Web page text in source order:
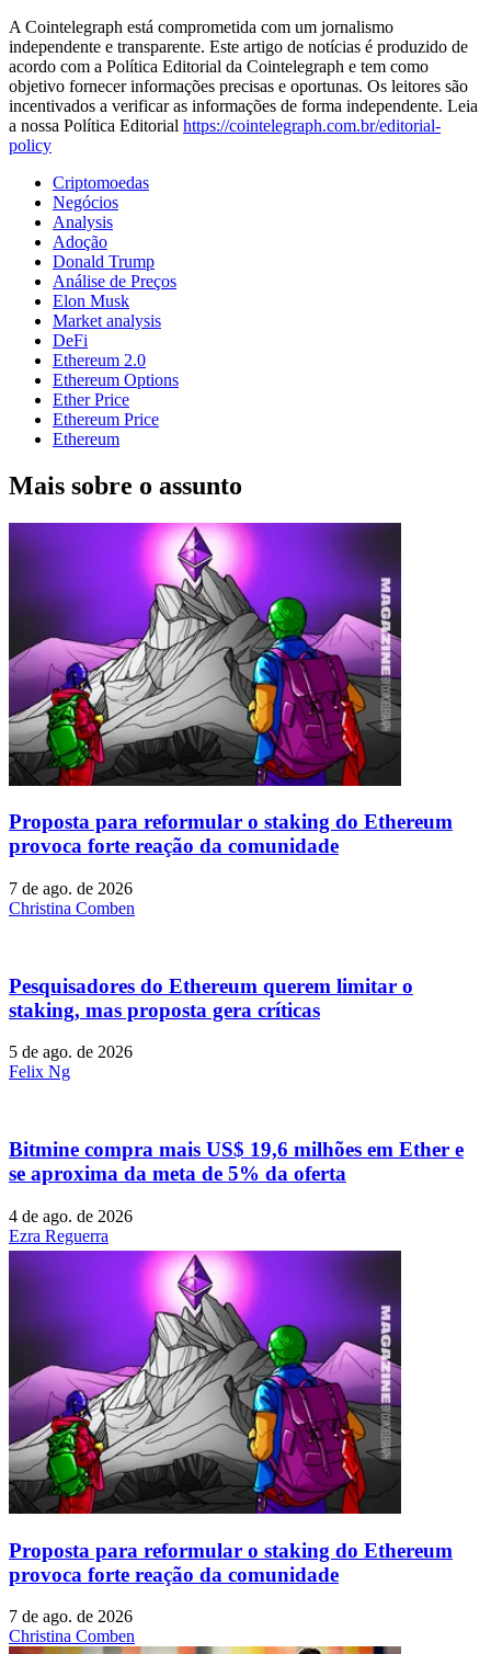
A Cointelegraph está comprometida com um jornalismo
independente e transparente. Este artigo de notícias é produzido de
acordo com a Política Editorial da Cointelegraph e tem como
objetivo fornecer informações precisas e oportunas. Os leitores são
incentivados a verificar as informações de forma independente. Leia
a nossa Política Editorial https://cointelegraph.com.br/editorial-
policy
Criptomoedas
Negócios
Analysis
Adoção
Donald Trump
Análise de Preços
Elon Musk
Market analysis
DeFi
Ethereum 2.0
Ethereum Options
Ether Price
Ethereum Price
Ethereum
Mais sobre o assunto
Proposta para reformular o staking do Ethereum
provoca forte reação da comunidade
7 de ago. de 2026
Christina Comben
Pesquisadores do Ethereum querem limitar o
staking, mas proposta gera críticas
5 de ago. de 2026
Felix Ng
Bitmine compra mais US$ 19,6 milhões em Ether e
se aproxima da meta de 5% da oferta
4 de ago. de 2026
Ezra Reguerra
Proposta para reformular o staking do Ethereum
provoca forte reação da comunidade
7 de ago. de 2026
Christina Comben